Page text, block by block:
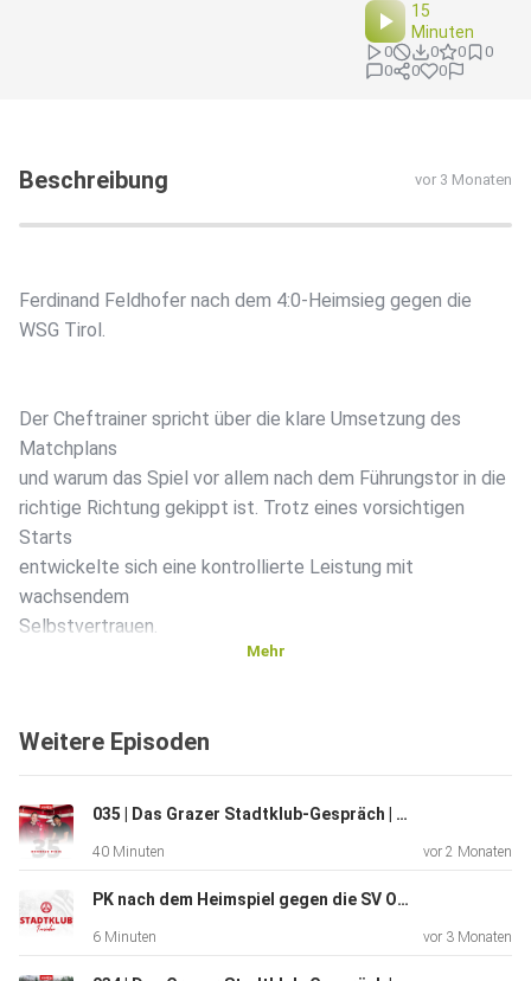
15
Minuten
0 0 0
0
0
0 0
Beschreibung vor 3 Monaten
Ferdinand Feldhofer nach dem 4:0-Heimsieg gegen die
WSG Tirol.
Der Cheftrainer spricht über die klare Umsetzung des
Matchplans
und warum das Spiel vor allem nach dem Führungstor in die
richtige Richtung gekippt ist. Trotz eines vorsichtigen
Starts
entwickelte sich eine kontrollierte Leistung mit
wachsendem
Selbstvertrauen.
Bedeutung
nach dem
2:0 konsequent weitergespielt hat.
Der Blick richtet sich bereits nach vorne – mit dem klaren
Mehr
Weitere Episoden
035 | Das Grazer Stadtklub-Gespräch | mit Donovan Pines
40 Minuten vor 2 Monaten
PK nach dem Heimspiel gegen die SV Oberbank Ried | 27. Runde ADMIRAL Bundesliga
6 Minuten vor 3 Monaten